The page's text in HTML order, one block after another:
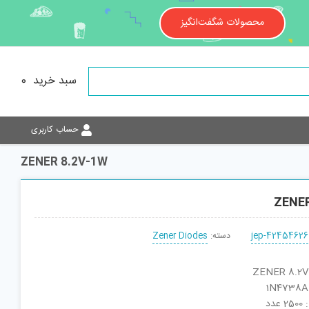
محصولات شگفت‌انگیز
سبد خرید 0
حساب کاربری
ZENER 8.2V-1W
jep-42454626 دسته: Zener Diodes